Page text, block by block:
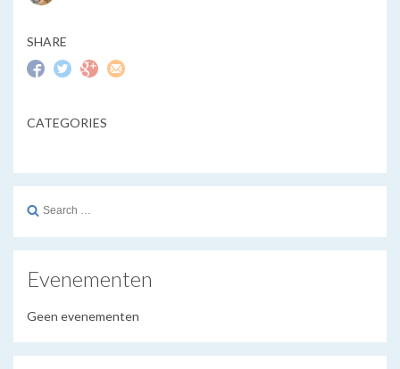
SHARE
CATEGORIES
Search
Evenementen
Geen evenementen